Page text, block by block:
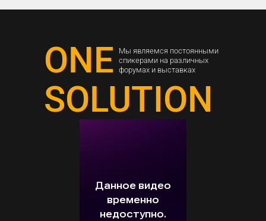
ONE
SOLUTION
Мы являемся постоянными
спикерами на различных
форумах и выставках